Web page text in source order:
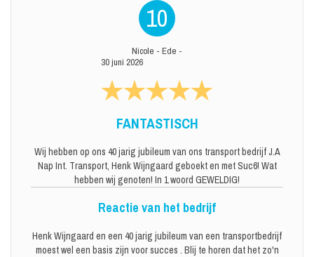
10
Nicole - Ede -
30 juni 2026
FANTASTISCH
Wij hebben op ons 40 jarig jubileum van ons transport bedrijf J.A
Nap Int. Transport, Henk Wijngaard geboekt en met Suc6! Wat
hebben wij genoten! In 1 woord GEWELDIG!
Reactie van het bedrijf
Henk Wijngaard en een 40 jarig jubileum van een transportbedrijf
moest wel een basis zijn voor succes . Blij te horen dat het zo'n